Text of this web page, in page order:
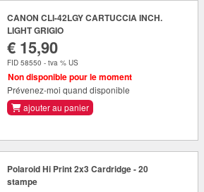
CANON CLI-42LGY CARTUCCIA INCH.
LIGHT GRIGIO
€ 15,90
FID 58550 - tva % US
Non disponible pour le moment
Prévenez-moi quand disponible
ajouter au panier
Polaroid Hi Print 2x3 Cardridge - 20
stampe